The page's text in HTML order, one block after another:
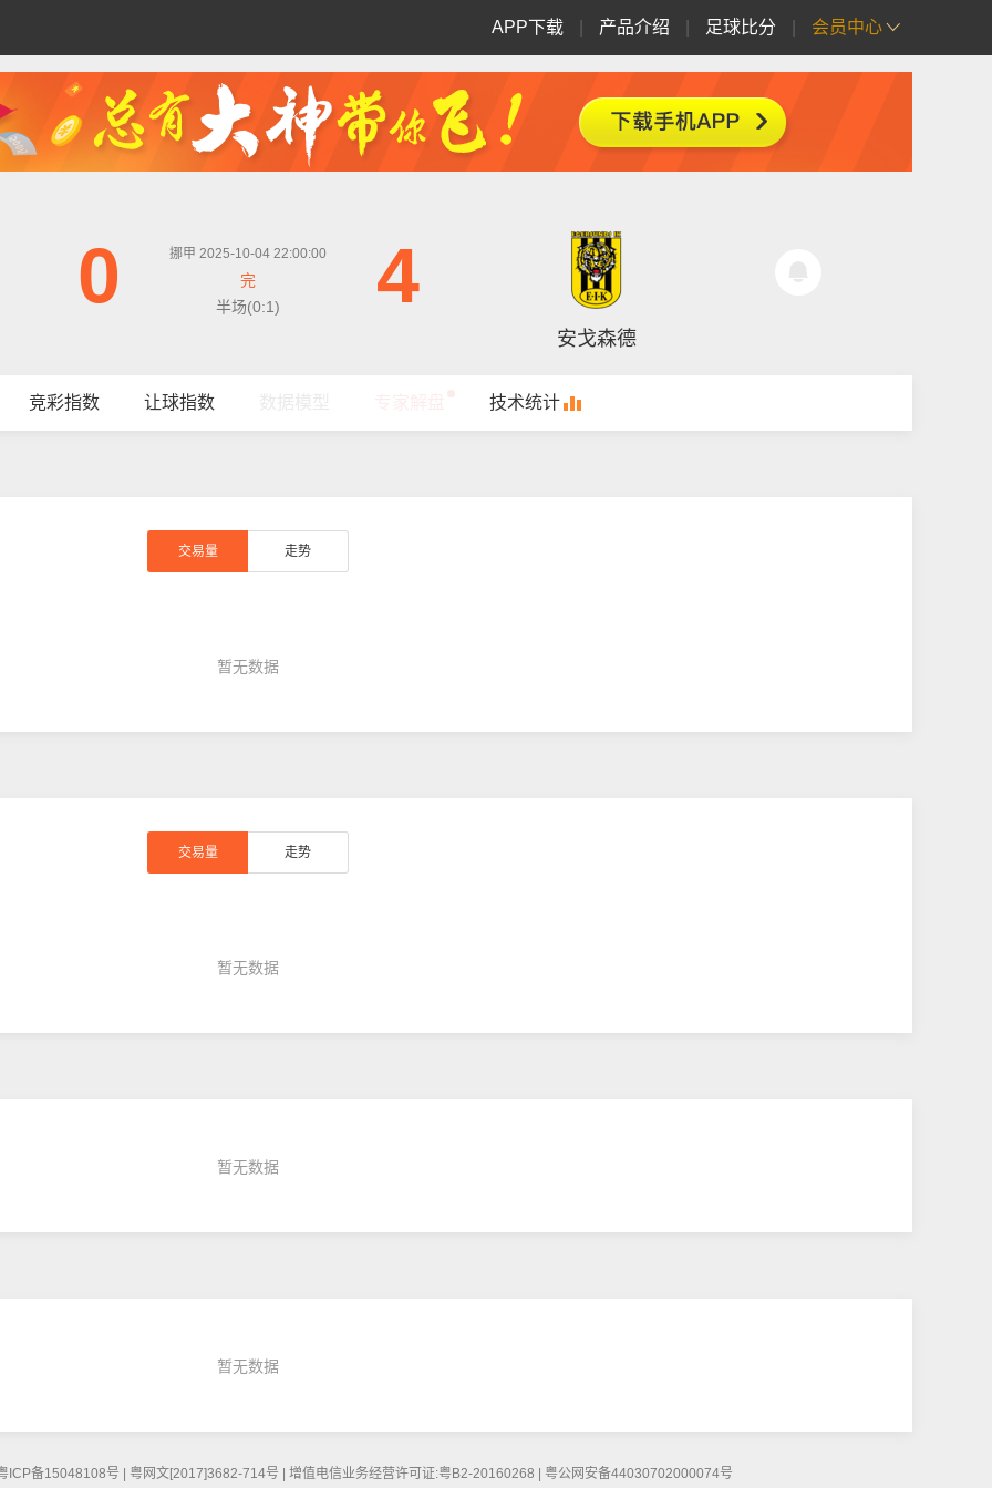
APP下载 产品介绍 足球比分 会员中心
0 4
挪甲 2025-10-04 22:00:00
完
半场(0:1)
安戈森德
竞彩指数 让球指数 技术统计
交易量 走势
暂无数据
交易量 走势
暂无数据
暂无数据
暂无数据
ICP备15048108号 | 粤网文[2017]3682-714号 | 增值电信业务经营许可证:粤B2-20160268 | 粤公网安备44030702000074号